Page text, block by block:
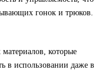
гонок и трюков.
которые
в использовании даже в